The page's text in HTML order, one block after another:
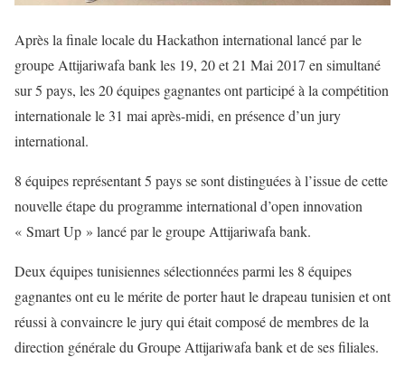
Après la finale locale du Hackathon international lancé par le
groupe Attijariwafa bank les 19, 20 et 21 Mai 2017 en simultané
sur 5 pays, les 20 équipes gagnantes ont participé à la compétition
internationale le 31 mai après-midi, en présence d’un jury
international.
8 équipes représentant 5 pays se sont distinguées à l’issue de cette
nouvelle étape du programme international d’open innovation
« Smart Up » lancé par le groupe Attijariwafa bank.
Deux équipes tunisiennes sélectionnées parmi les 8 équipes
gagnantes ont eu le mérite de porter haut le drapeau tunisien et ont
réussi à convaincre le jury qui était composé de membres de la
direction générale du Groupe Attijariwafa bank et de ses filiales.